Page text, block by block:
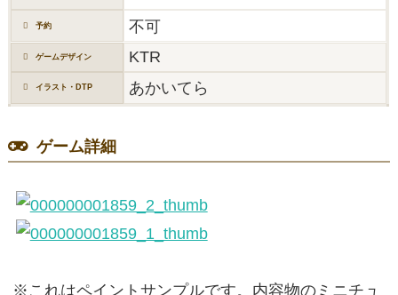
予約 不可
ゲームデザイン KTR
イラスト・DTP あかいてら
ゲーム詳細
※これはペイントサンプルです。内容物のミニチュ